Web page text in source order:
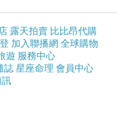
露天拍賣 比比昂代購
加入聯播網 全球購物
遊 服務中心
誌 星座命理 會員中心
訊